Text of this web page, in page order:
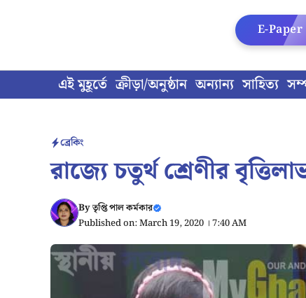
এই মুহূর্তে ক্রীড়া/অনুষ্ঠান অন্যান্য সাহিত্য
E-Paper
ব্রেকিং
রাজ্যে চতুর্থ শ্রেণীর
Byতৃপ্তি পাল কর্মকার
Published on: March 19, 2020 । 7:40 AM